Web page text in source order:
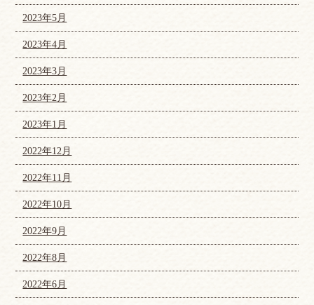
2023年5月
2023年4月
2023年3月
2023年2月
2023年1月
2022年12月
2022年11月
2022年10月
2022年9月
2022年8月
2022年6月